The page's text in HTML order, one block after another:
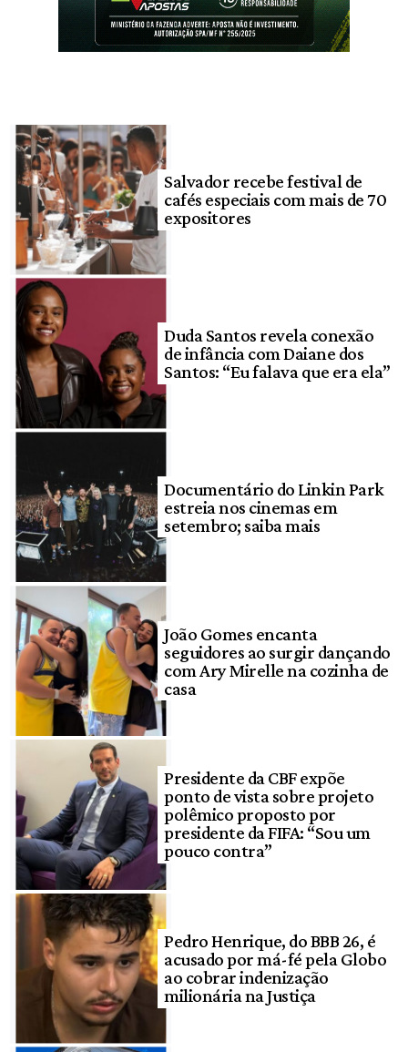
Salvador recebe festival de
cafés especiais com mais de 70
expositores
Duda Santos revela conexão
de infância com Daiane dos
Santos: “Eu falava que era ela”
Documentário do Linkin Park
estreia nos cinemas em
setembro; saiba mais
João Gomes encanta
seguidores ao surgir dançando
com Ary Mirelle na cozinha de
casa
Presidente da CBF expõe
ponto de vista sobre projeto
polêmico proposto por
presidente da FIFA: “Sou um
pouco contra”
Pedro Henrique, do BBB 26, é
acusado por má-fé pela Globo
ao cobrar indenização
milionária na Justiça